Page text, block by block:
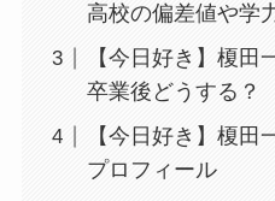
高校の偏差値や学
【今日好き】榎田
卒業後どうする？
【今日好き】榎田
プロフィール